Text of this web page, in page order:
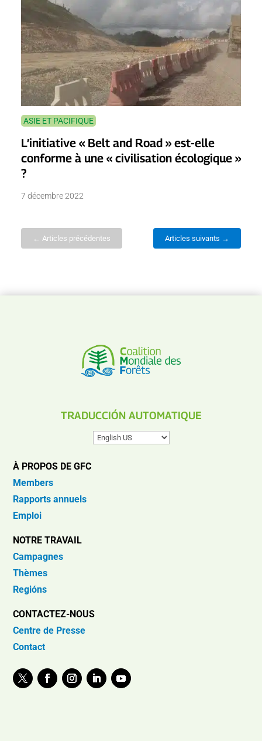
ASIE ET PACIFIQUE
L’initiative « Belt and Road » est-elle
conforme à une « civilisation écologique »
?
7 décembre 2022
← Articles précédentes Articles suivants →
TRADUCCIÓN AUTOMATIQUE
À PROPOS DE GFC
Members
Rapports annuels
Emploi
NOTRE TRAVAIL
Campagnes
Thèmes
Regións
CONTACTEZ-NOUS
Centre de Presse
Contact